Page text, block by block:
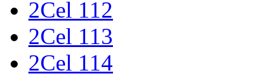
2Cel 112
2Cel 113
2Cel 114